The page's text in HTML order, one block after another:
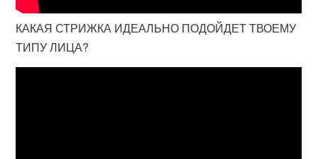
КАКАЯ СТРИЖКА ИДЕАЛЬНО ПОДОЙДЕТ ТВОЕМУ
ТИПУ ЛИЦА?